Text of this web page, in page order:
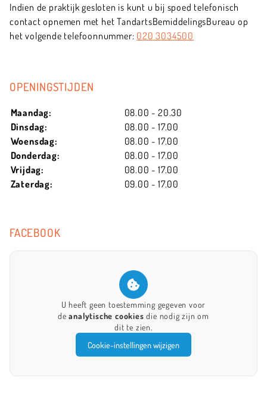
Indien de praktijk gesloten is kunt u bij spoed telefonisch
contact opnemen met het TandartsBemiddelingsBureau op
het volgende telefoonnummer: 020 3034500
OPENINGSTIJDEN
Maandag:
08.00 - 20.30
Dinsdag:
08.00 - 17.00
Woensdag:
08.00 - 17.00
Donderdag:
08.00 - 17.00
Vrijdag:
08.00 - 17.00
Zaterdag:
09.00 - 17.00
FACEBOOK
U heeft geen toestemming gegeven voor
deanalytische cookies die nodig zijn om
dit te zien.
Cookie-instellingen wijzigen